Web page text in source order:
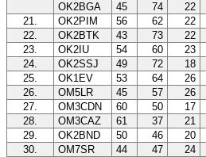
OK2BGA
45 74 22
21.
OK2PIM 56 62 22
22.
OK2BTK 43 73 22
23.
OK2IU 54 60 23
24.
OK2SSJ 49 72 18
25.
OK1EV 53 64 26
26.
OM5LR 45 57 26
27.
OM3CDN 60 50 17
28.
OM3CAZ 61 37 21
29.
OK2BND 50 46 20
30.
OM7SR 44 47 24